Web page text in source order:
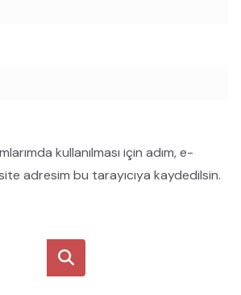
kullanılması için adım, e-
adresim bu tarayıcıya kaydedilsin.
Ara